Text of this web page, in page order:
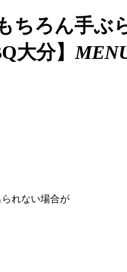
ちろん手
大分】
れない場合が